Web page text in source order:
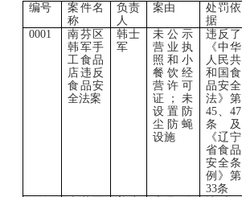
编号
案件名
称
负责
人
案由
处罚依
据
0001
南芬区
韩军手
工食品
店违反
食品安
全法案
韩士
军
未公示
营业执
照和小
餐饮经
营许可
证；未
设置防
尘防蝇
设施
违反了
《中华
人民共
和国食
品安全
法》第
45、47
条及
《辽宁
省食品
安全条
例》第
33条